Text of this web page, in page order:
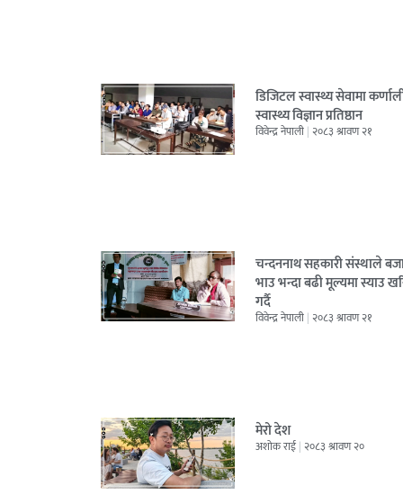
डिजिटल स्वास्थ्य सेवामा
स्वास्थ्य विज्ञान प्रतिष्ठान
विवेन्द्र नेपाली २०८३ श्रावण २१
चन्दननाथ सहकारी संस्थाले
भाउ भन्दा बढी मूल्यमा स्याउ
गर्दै
विवेन्द्र नेपाली २०८३ श्रावण २१
मेरो देश
अशोक राई २०८३ श्रावण २०